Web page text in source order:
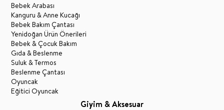
Bebek Arabası
Kanguru & Anne Kucağı
Bebek Bakım Çantası
Yenidoğan Ürün Önerileri
Bebek & Çocuk Bakım
Gıda & Beslenme
Suluk & Termos
Beslenme Çantası
Oyuncak
Eğitici Oyuncak
Giyim & Aksesuar